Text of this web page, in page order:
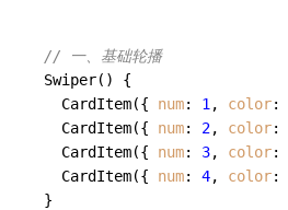
// 一、基础轮播
Swiper() {
CardItem({ num: 1 , color:
CardItem({ num: 2, color:
CardItem({ num: 3, color:
CardItem({ num: 4, color:
}